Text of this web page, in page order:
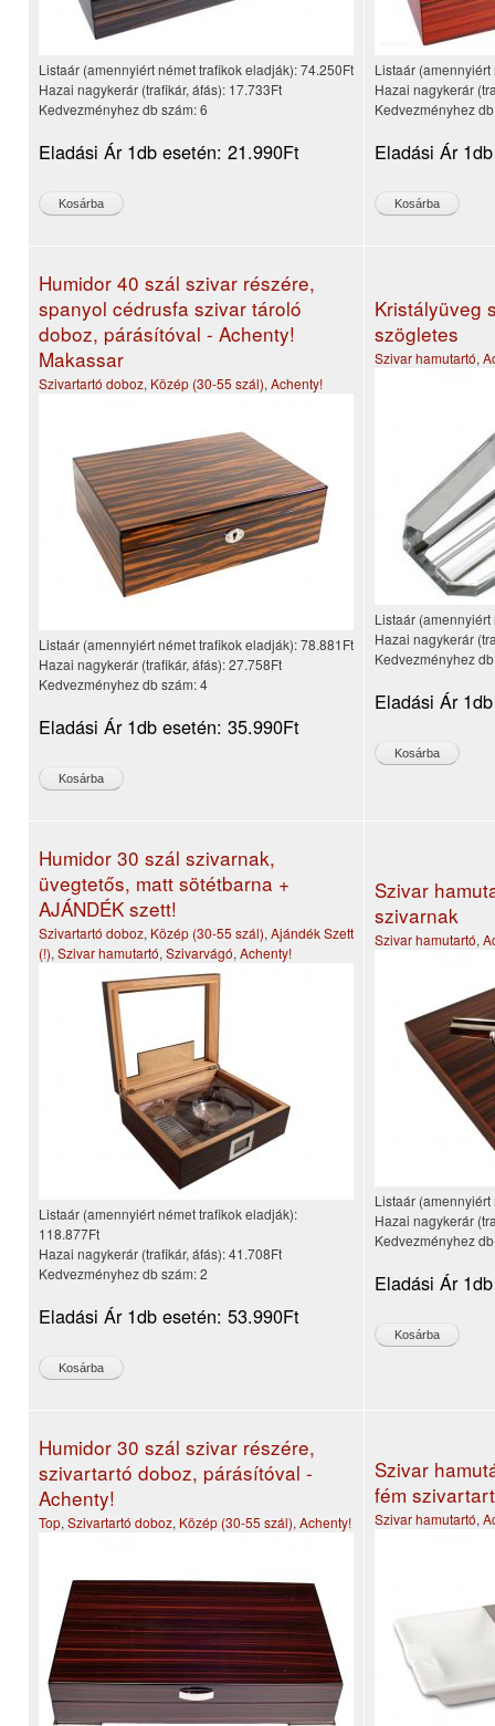
Listaár (amennyiért német trafikok eladják):74.250Ft
Hazai nagykerár (trafikár, áfás): 17.733Ft
Kedvezményhez db szám:6
Eladási Ár 1db esetén: 21.990Ft
Listaár
Hazai nagykerár
Kedvezményhez
Eladási Ár
Humidor 40 szál szivar részére,
spanyol cédrusfa szivar tároló
doboz, párásítóval - Achenty!
Makassar
Szivartartó doboz, Közép (30-55 szál), Achenty!
Listaár (amennyiért német trafikok eladják):78.881Ft
Hazai nagykerár (trafikár, áfás):27.758Ft
Kedvezményhez db szám:4
Eladási Ár 1db esetén: 35.990Ft
Kristályüveg
szögletes
Szivar hamutartó,
Listaár
Hazai nagykerár
Kedvezményhez
Eladási Ár
Humidor 30 szál szivarnak,
üvegtetős, matt sötétbarna +
AJÁNDÉK szett!
Szivartartó doboz, Közép (30-55 szál), Ajándék Szett
(!), Szivar hamutartó, Szivarvágó, Achenty!
Listaár (amennyiért német trafikok eladják):
118.877Ft
Hazai nagykerár (trafikár, áfás):41.708Ft
Kedvezményhez db szám:2
Eladási Ár 1db esetén: 53.990Ft
Szivar
szivarnak
Szivar hamutartó,
Listaár
Hazai nagykerár
Kedvezményhez
Eladási Ár
Humidor 30 szál szivar részére,
szivartartó doboz, párásítóval -
Achenty!
Top, Szivartartó doboz, Közép (30-55 szál), Achenty!
Szivar
fém
Szivar hamutartó,